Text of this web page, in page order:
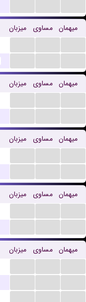
میزبان مساوی میهمان
میزبان مساوی میهمان
میزبان مساوی میهمان
میزبان مساوی میهمان
میزبان مساوی میهمان